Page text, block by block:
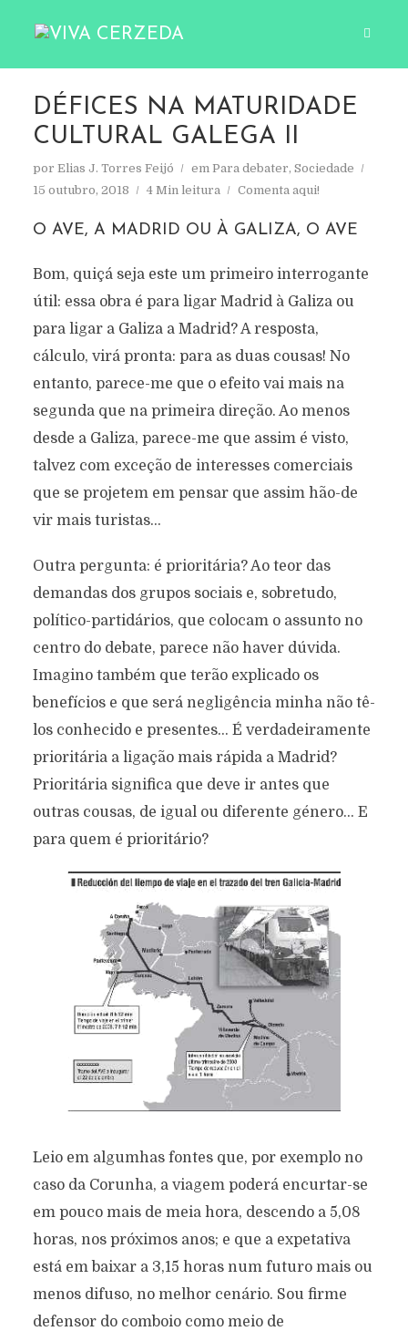
DÉFICES NA MATURIDADE
CULTURAL GALEGA II
por Elias J. Torres Feijó em Para debater, Sociedade
15 outubro, 2018
4 Min leitura Comenta aqui!
O AVE, A MADRID OU À GALIZA, O AVE
Bom, quiçá seja este um primeiro interrogante
útil: essa obra é para ligar Madrid à Galiza ou
para ligar a Galiza a Madrid? A resposta,
cálculo, virá pronta: para as duas cousas! No
entanto, parece-me que o efeito vai mais na
segunda que na primeira direção. Ao menos
desde a Galiza, parece-me que assim é visto,
talvez com exceção de interesses comerciais
que se projetem em pensar que assim hão-de
vir mais turistas…
Outra pergunta: é prioritária? Ao teor das
demandas dos grupos sociais e, sobretudo,
político-partidários, que colocam o assunto no
centro do debate, parece não haver dúvida.
Imagino também que terão explicado os
benefícios e que será negligência minha não tê-
los conhecido e presentes… É verdadeiramente
prioritária a ligação mais rápida a Madrid?
Prioritária significa que deve ir antes que
outras cousas, de igual ou diferente género… E
para quem é prioritário?
Leio em algumhas fontes que, por exemplo no
caso da Corunha, a viagem poderá encurtar-se
em pouco mais de meia hora, descendo a 5,08
horas, nos próximos anos; e que a expetativa
está em baixar a 3,15 horas num futuro mais ou
menos difuso, no melhor cenário. Sou firme
defensor do comboio como meio de